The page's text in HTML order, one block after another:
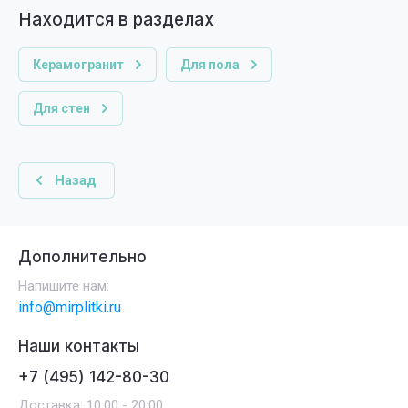
Находится в разделах
Керамогранит Для пола
Для стен
Назад
Наши контакты
+7 (495) 142-80-30
Дополнительно
Напишите нам:
info@mirplitki.ru